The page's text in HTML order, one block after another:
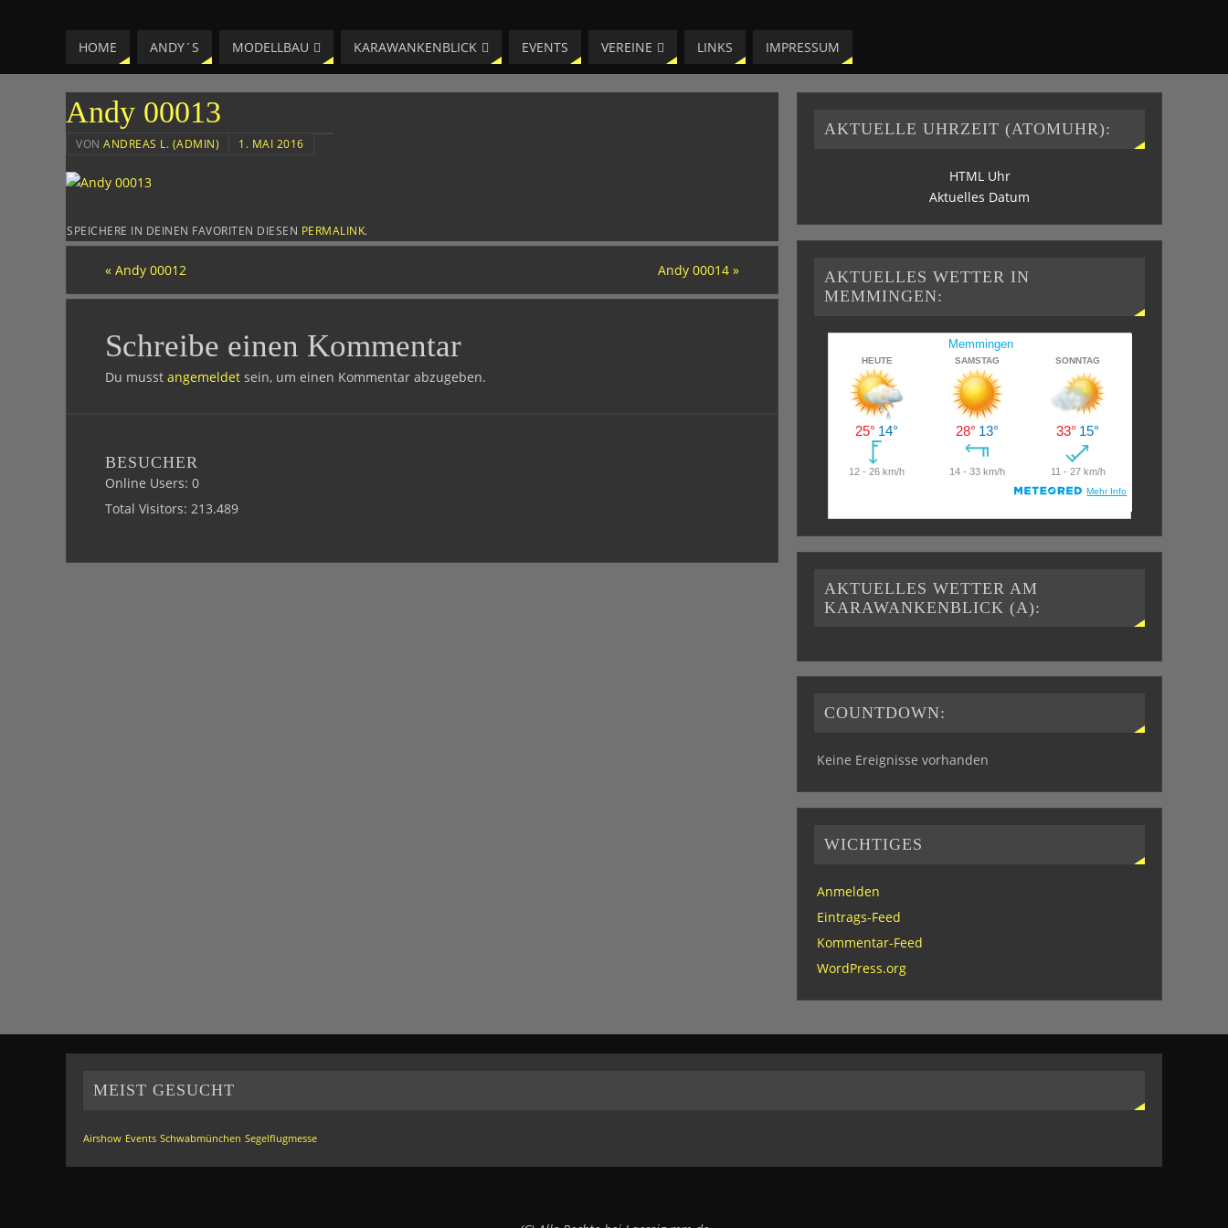
LAESSIG-MM
HOME ANDY´S MODELLBAU KARAWANKENBLICK EVENTS VEREINE LINKS IMPRESSUM
Andy 00013
VON ANDREAS L. (ADMIN) 1. MAI 2016
SPEICHERE IN DEINEN FAVORITEN DIESEN PERMALINK.
« Andy 00012 Andy 00014 »
Schreibe einen Kommentar
Du musst angemeldet sein, um einen Kommentar abzugeben.
BESUCHER
Online Users: 0
Total Visitors: 213.489
AKTUELLE UHRZEIT (ATOMUHR):
HTML Uhr
Aktuelles Datum
AKTUELLES WETTER IN
MEMMINGEN:
AKTUELLES WETTER AM
KARAWANKENBLICK (A):
COUNTDOWN:
Keine Ereignisse vorhanden
WICHTIGES
Anmelden
Eintrags-Feed
Kommentar-Feed
WordPress.org
MEIST GESUCHT
Airshow Events Schwabmünchen Segelflugmesse